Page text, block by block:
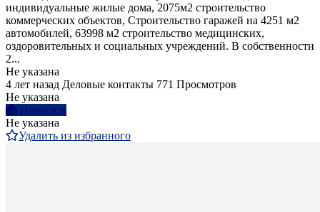
индивидуальные жилые дома, 2075м2 строительство
коммерческих объектов, Строительство гаражей на 4251 м2
автомобилей, 63998 м2 строительство медицинских,
оздоровительных и социальных учреждений. В собственности
2...
Не указана
4 лет назад Деловые контакты 771 Просмотров
Не указана
Написать
Не указана
Удалить из избранного